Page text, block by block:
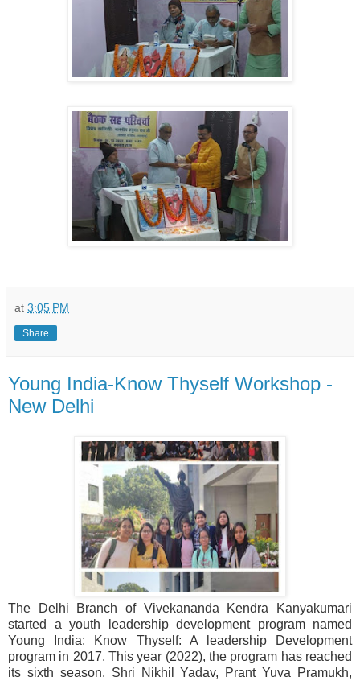
at 3:05 PM
Share
Young India-Know Thyself Workshop -
New Delhi
The Delhi Branch of Vivekananda Kendra Kanyakumari
started a youth leadership development program named
Young India: Know Thyself: A leadership Development
program in 2017. This year (2022), the program has reached
its sixth season. Shri Nikhil Yadav, Prant Yuva Pramukh,